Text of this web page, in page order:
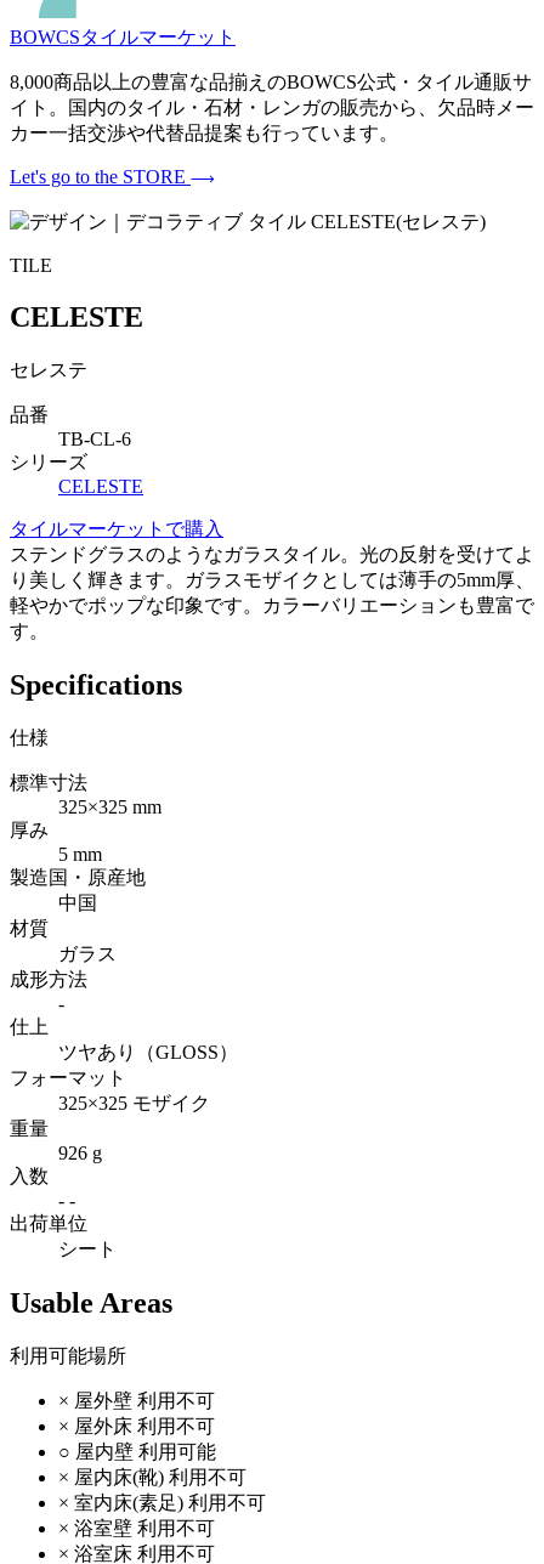
BOWCSタイルマーケット
8,000商品以上の豊富な品揃えのBOWCS公式・タイル通販サ
イト。国内のタイル・石材・レンガの販売から、欠品時メー
カー一括交渉や代替品提案も行っています。
Let's go to the STORE
TILE
CELESTE
セレステ
品番
TB-CL-6
シリーズ
CELESTE
タイルマーケットで購入
ステンドグラスのようなガラスタイル。光の反射を受けてよ
り美しく輝きます。ガラスモザイクとしては薄手の5mm厚、
軽やかでポップな印象です。カラーバリエーションも豊富で
す。
Specifications
仕様
標準寸法
325×325 mm
厚み
5 mm
製造国・原産地
中国
材質
ガラス
成形方法
-
仕上
ツヤあり（GLOSS）
フォーマット
325×325 モザイク
重量
926 g
入数
- -
出荷単位
シート
Usable Areas
利用可能場所
× 屋外壁 利用不可
× 屋外床 利用不可
○ 屋内壁 利用可能
× 屋内床(靴) 利用不可
× 室内床(素足) 利用不可
× 浴室壁 利用不可
× 浴室床 利用不可